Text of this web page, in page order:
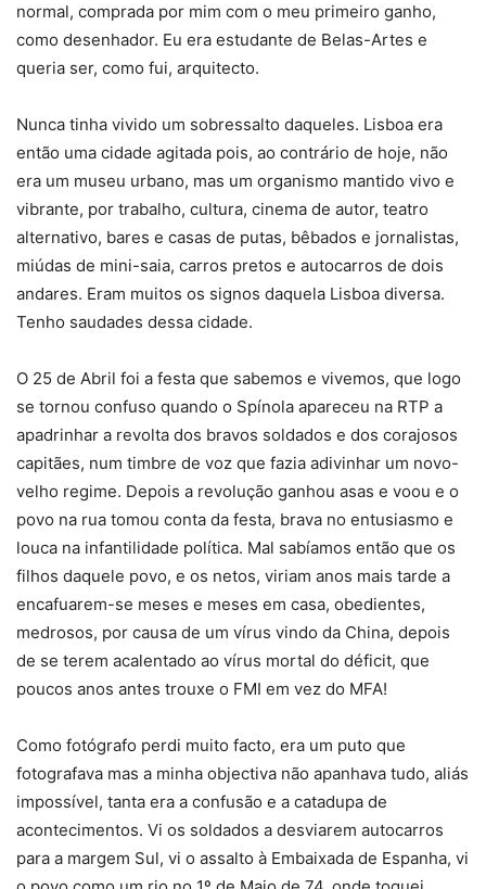
normal, comprada por mim com o meu primeiro ganho,
como desenhador. Eu era estudante de Belas-Artes e
queria ser, como fui, arquitecto.
Nunca tinha vivido um sobressalto daqueles. Lisboa era
então uma cidade agitada pois, ao contrário de hoje, não
era um museu urbano, mas um organismo mantido vivo e
vibrante, por trabalho, cultura, cinema de autor, teatro
alternativo, bares e casas de putas, bêbados e jornalistas,
miúdas de mini-saia, carros pretos e autocarros de dois
andares. Eram muitos os signos daquela Lisboa diversa.
Tenho saudades dessa cidade.
O 25 de Abril foi a festa que sabemos e vivemos, que logo
se tornou confuso quando o Spínola apareceu na RTP a
apadrinhar a revolta dos bravos soldados e dos corajosos
capitães, num timbre de voz que fazia adivinhar um novo-
velho regime. Depois a revolução ganhou asas e voou e o
povo na rua tomou conta da festa, brava no entusiasmo e
louca na infantilidade política. Mal sabíamos então que os
filhos daquele povo, e os netos, viriam anos mais tarde a
encafuarem-se meses e meses em casa, obedientes,
medrosos, por causa de um vírus vindo da China, depois
de se terem acalentado ao vírus mortal do déficit, que
poucos anos antes trouxe o FMI em vez do MFA!
Como fotógrafo perdi muito facto, era um puto que
fotografava mas a minha objectiva não apanhava tudo, aliás
impossível, tanta era a confusão e a catadupa de
acontecimentos. Vi os soldados a desviarem autocarros
para a margem Sul, vi o assalto à Embaixada de Espanha, vi